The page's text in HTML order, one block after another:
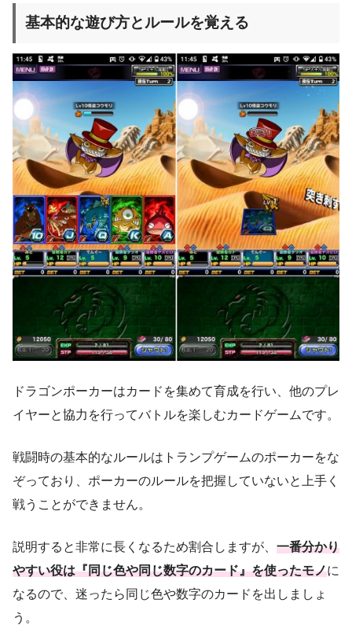
基本的な遊び方とルールを覚える
ドラゴンポーカーはカードを集めて育成を行い、他のプレ
イヤーと協力を行ってバトルを楽しむカードゲームです。
戦闘時の基本的なルールはトランプゲームのポーカーをな
ぞっており、ポーカーのルールを把握していないと上手く
戦うことができません。
説明すると非常に長くなるため割合しますが、 一番分かり
やすい役は『同じ色や同じ数字のカード』を使ったモノに
なるので、迷ったら同じ色や数字のカードを出しましょ
う。